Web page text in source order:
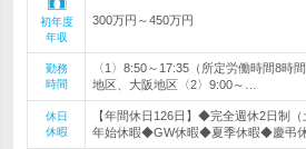
初年度
年収
300万円～450万円
勤務
時間
〈1〉8:50～17:35（所定労働時間8
地区、大阪地区〈2〉9:00～…
休日
休暇
【年間休日126日】◆完全週休2日制
年始休暇◆GW休暇◆夏季休暇◆慶弔